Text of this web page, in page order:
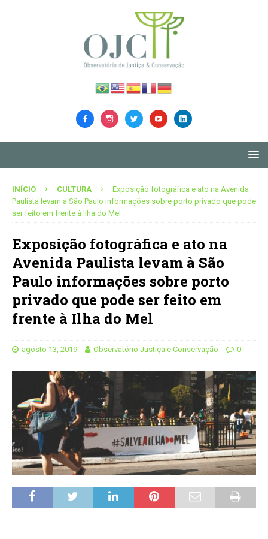
INÍCIO CULTURA
Exposição fotográfica e ato na Avenida
Paulista levam à São Paulo informações sobre porto privado que pode
ser feito em frente à Ilha do Mel
Exposição fotográfica e ato na
Avenida Paulista levam à São
Paulo informações sobre porto
privado que pode ser feito em
frente à Ilha do Mel
agosto 13, 2019 Observatório Justiça e Conservação 0